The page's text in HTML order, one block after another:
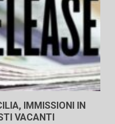
IMMISSIONI IN
VACANTI